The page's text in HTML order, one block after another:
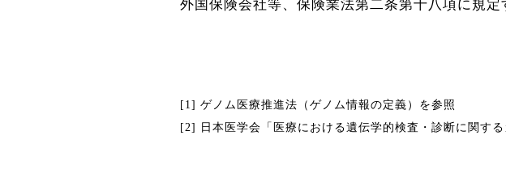
外国保険会社等、保険業法第二条第十八項に規定
[1] ゲノム医療推進法（ゲノム情報の定義）を参照
[2] 日本医学会「医療における遺伝学的検査・診断に関す